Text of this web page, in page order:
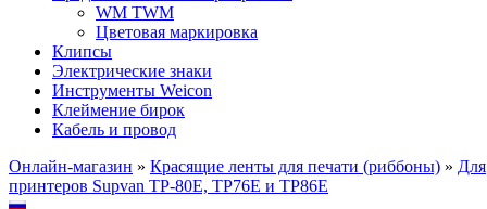
WM TWM
Цветовая маркировка
Клипсы
Электрические знаки
Инструменты Weicon
Клеймение бирок
Кабель и провод
Онлайн-магазин » Красящие ленты для печати (риббоны) » Для
принтеров Supvan TP-80E, TP76E и TP86E